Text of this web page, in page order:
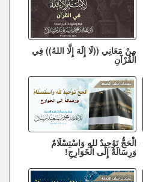
مِنْ مَعَانِي ((لَا إِلَهَ إِلَّا اللهُ)) فِي
الْقُرْآنِ
الْحَجُّ تَوْحِيدٌ للهِ وَاسْتِسْلَامٌ
وَرِسَالَةٌ إِلَى الْخَوَارِجِ!